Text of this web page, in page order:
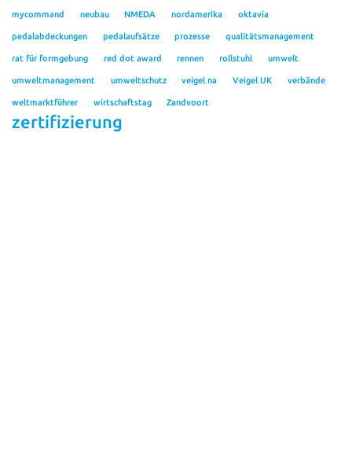
mycommand neubau NMEDA nordamerika oktavia
pedalabdeckungen pedalaufsätze prozesse qualitätsmanagement
rat für formgebung red dot award rennen rollstuhl umwelt
umweltmanagement umweltschutz veigel na Veigel UK verbände
weltmarktführer wirtschaftstag Zandvoort
zertifizierung